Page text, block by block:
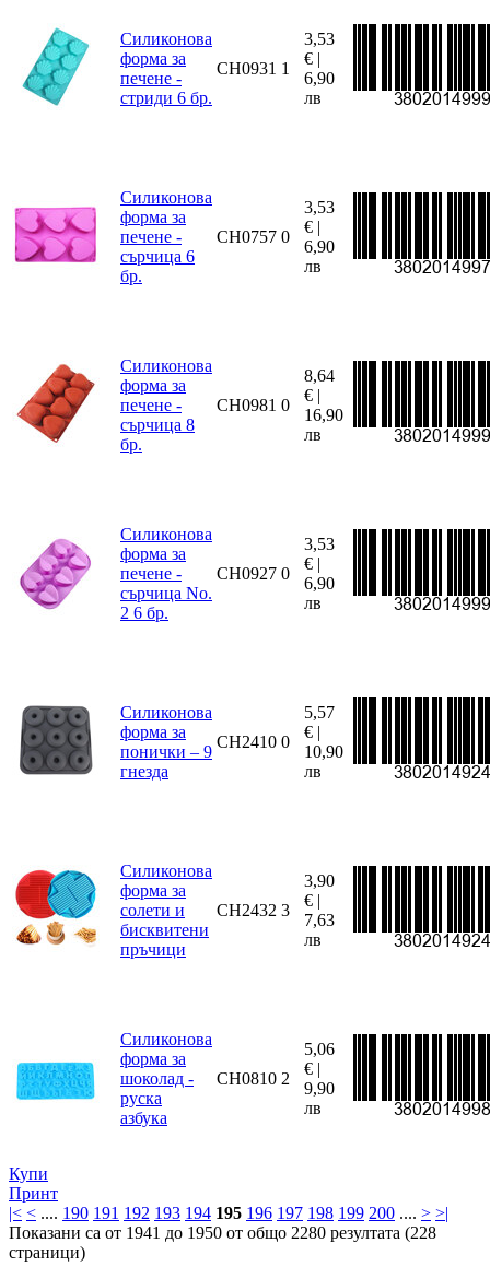
Силиконова
форма за
печене -
стриди 6 бр.
CH0931 1
3,53
€ |
6,90
лв
Силиконова
форма за
печене -
сърчица 6
бр.
CH0757 0
3,53
€ |
6,90
лв
Силиконова
форма за
печене -
сърчица 8
бр.
CH0981 0
8,64
€ |
16,90
лв
Силиконова
форма за
печене -
сърчица No.
2 6 бр.
CH0927 0
3,53
€ |
6,90
лв
Силиконова
форма за
понички – 9
гнезда
CH2410 0
5,57
€ |
10,90
лв
Силиконова
форма за
солети и
бисквитени
пръчици
CH2432 3
3,90
€ |
7,63
лв
Силиконова
форма за
шоколад -
руска
азбука
CH0810 2
5,06
€ |
9,90
лв
Купи
Принт
|< < .... 190 191 192 193 194 195 196 197 198 199 200 .... > >|
Показани са от 1941 до 1950 от общо 2280 резултата (228
страници)